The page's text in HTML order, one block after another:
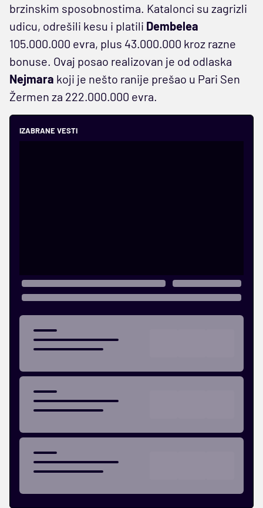
brzinskim sposobnostima. Katalonci su zagrizli
udicu, odrešili kesu i platili Dembelea
105.000.000 evra, plus 43.000.000 kroz razne
bonuse. Ovaj posao realizovan je od odlaska
Nejmara koji je nešto ranije prešao u Pari Sen
Žermen za 222.000.000 evra.
IZABRANE VESTI